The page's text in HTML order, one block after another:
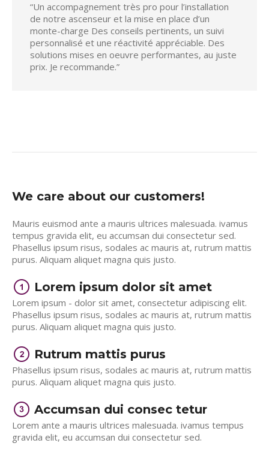
“Un accompagnement très pro pour l’installation
de notre ascenseur et la mise en place d’un
monte-charge Des conseils pertinents, un suivi
personnalisé et une réactivité appréciable. Des
solutions mises en oeuvre performantes, au juste
prix. Je recommande.”
We care about our customers!
Mauris euismod ante a mauris ultrices malesuada. ivamus
tempus gravida elit, eu accumsan dui consectetur sed.
Phasellus ipsum risus, sodales ac mauris at, rutrum mattis
purus. Aliquam aliquet magna quis justo.
Lorem ipsum dolor sit amet
Lorem ipsum - dolor sit amet, consectetur adipiscing elit.
Phasellus ipsum risus, sodales ac mauris at, rutrum mattis
purus. Aliquam aliquet magna quis justo.
Rutrum mattis purus
Phasellus ipsum risus, sodales ac mauris at, rutrum mattis
purus. Aliquam aliquet magna quis justo.
Accumsan dui consec tetur
Lorem ante a mauris ultrices malesuada. ivamus tempus
gravida elit, eu accumsan dui consectetur sed.